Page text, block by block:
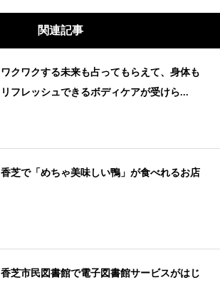
関連記事
ワクワクする未来も占ってもらえて、身体も
リフレッシュできるボディケアが受けら...
香芝で「めちゃ美味しい鴨」が食べれるお店
香芝市民図書館で電子図書館サービスがはじ